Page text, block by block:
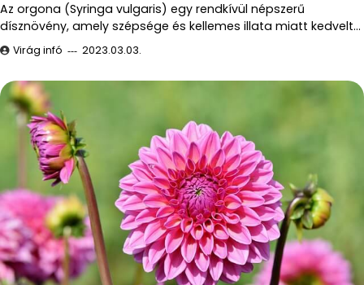
Az orgona (Syringa vulgaris) egy rendkívül népszerű
dísznövény, amely szépsége és kellemes illata miatt kedvelt…
Virág infó 2023.03.03.